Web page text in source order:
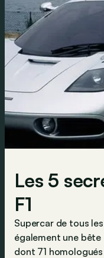
Les 5
F1
Supercar de tous
également une bête
dont 71